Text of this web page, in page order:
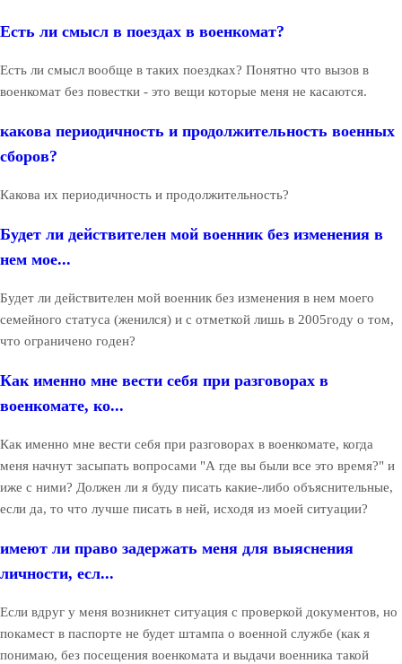
Есть ли смысл в поездах в военкомат?
Есть ли смысл вообще в таких поездках? Понятно что вызов в
военкомат без повестки - это вещи которые меня не касаются.
какова периодичность и продолжительность военных
сборов?
Какова их периодичность и продолжительность?
Будет ли действителен мой военник без изменения в
нем мое...
Будет ли действителен мой военник без изменения в нем моего
семейного статуса (женился) и с отметкой лишь в 2005году о том,
что ограничено годен?
Как именно мне вести себя при разговорах в
военкомате, ко...
Как именно мне вести себя при разговорах в военкомате, когда
меня начнут засыпать вопросами "А где вы были все это время?" и
иже с ними? Должен ли я буду писать какие-либо объяснительные,
если да, то что лучше писать в ней, исходя из моей ситуации?
имеют ли право задержать меня для выяснения
личности, есл...
Если вдруг у меня возникнет ситуация с проверкой документов, но
покамест в паспорте не будет штампа о военной службе (как я
понимаю, без посещения военкомата и выдачи военника такой